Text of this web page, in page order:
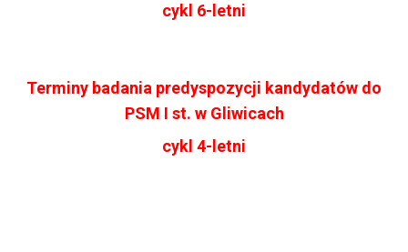
cykl 6-letni
Terminy badania predyspozycji kandydatów do
PSM I st. w Gliwicach
cykl 4-letni